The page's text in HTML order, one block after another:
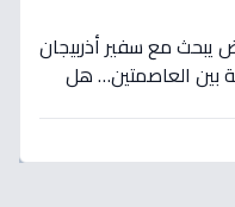
يبحث مع سفير أذربيجان
بين العاصمتين… هل